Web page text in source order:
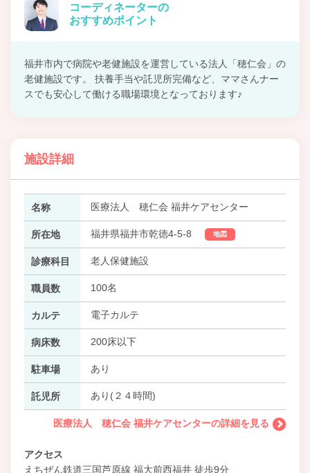
コーディネーターの
おすすめポイント
福井市内で病院や老健施設を運営している法人「穂仁会」の
老健施設です。 扶養手当や託児所完備など、ママさんナー
スでも安心して働ける職場環境となっております♪
施設詳細
名称 医療法人 穂仁会 福井ケアセンター
所在地 福井県福井市乾徳4-5-8 地図
診療科目 老人保健施設
職員数 100名
カルテ 電子カルテ
病床数 200床以下
駐車場 あり
託児所 あり(２４時間)
医療法人 穂仁会 福井ケアセンターの詳細を見る
アクセス
えちぜん鉄道三国芦原線 福大前西福井 徒歩9分